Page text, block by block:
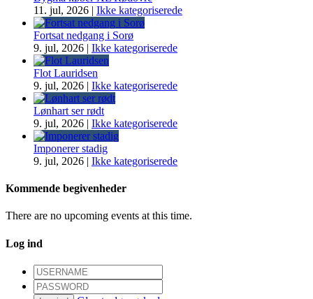
11. jul, 2026 | Ikke kategoriserede
Fortsat nedgang i Sorø
9. jul, 2026 | Ikke kategoriserede
Flot Lauridsen
9. jul, 2026 | Ikke kategoriserede
Lønhart ser rødt
9. jul, 2026 | Ikke kategoriserede
Imponerer stadig
9. jul, 2026 | Ikke kategoriserede
Kommende begivenheder
There are no upcoming events at this time.
Log ind